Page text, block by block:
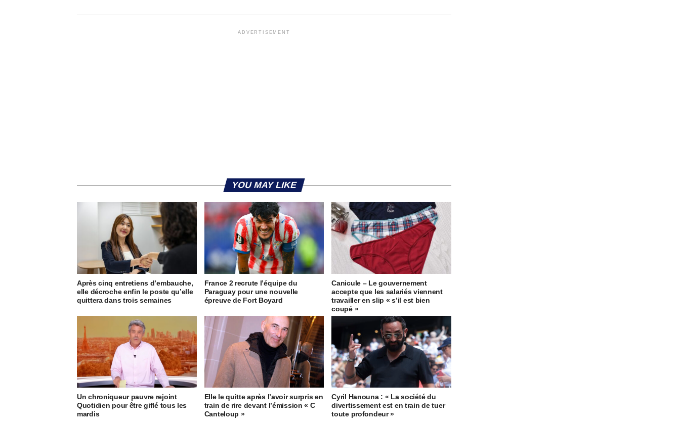
ADVERTISEMENT
YOU MAY LIKE
Après cinq entretiens d’embauche,
elle décroche enfin le poste qu’elle
quittera dans trois semaines
France 2 recrute l’équipe du
Paraguay pour une nouvelle
épreuve de Fort Boyard
Canicule – Le gouvernement
accepte que les salariés viennent
travailler en slip « s’il est bien
coupé »
Un chroniqueur pauvre rejoint
Quotidien pour être giflé tous les
mardis
Elle le quitte après l’avoir surpris en
train de rire devant l’émission « C
Canteloup »
Cyril Hanouna : « La société du
divertissement est en train de tuer
toute profondeur »